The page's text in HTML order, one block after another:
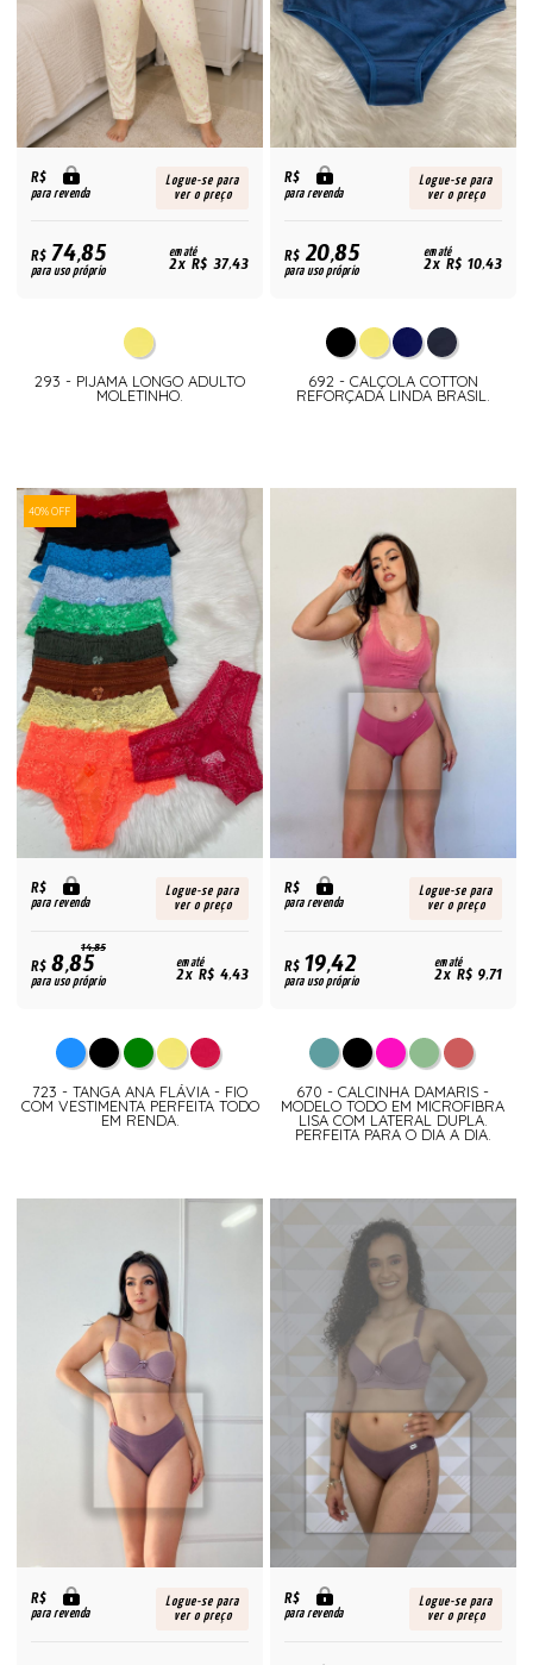
R$
para revenda
Logue-se para
ver o preço
R$74,85
para uso próprio
em até
2x R$ 37,43
293 - PIJAMA LONGO ADULTO
MOLETINHO.
R$
para revenda
Logue-se para
ver o preço
R$20,85
para uso próprio
em até
2x R$ 10,43
692 - CALÇOLA COTTON
REFORÇADA LINDA BRASIL.
40% OFF
R$
para revenda
Logue-se para
ver o preço
14,85
R$8,85
para uso próprio
em até
2x R$ 4,43
723 - TANGA ANA FLÁVIA - FIO
COM VESTIMENTA PERFEITA TODO
EM RENDA.
R$
para revenda
Logue-se para
ver o preço
R$19,42
para uso próprio
em até
2x R$ 9,71
670 - CALCINHA DAMARIS -
MODELO TODO EM MICROFIBRA
LISA COM LATERAL DUPLA.
PERFEITA PARA O DIA A DIA.
R$
para revenda
Logue-se para
ver o preço
R$
para revenda
Logue-se para
ver o preço